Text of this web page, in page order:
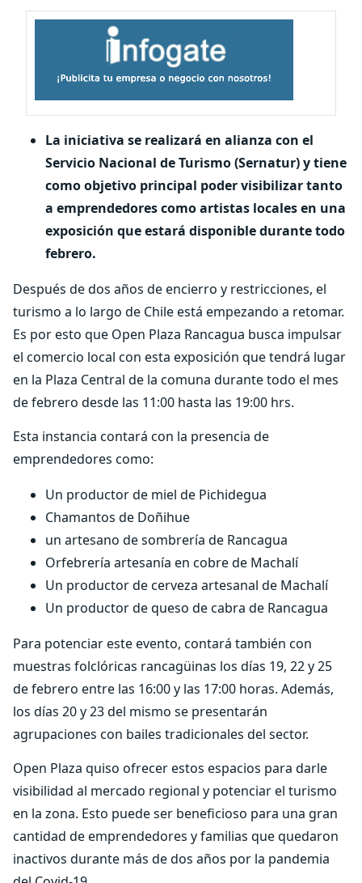
La iniciativa se realizará en alianza con el
Servicio Nacional de Turismo (Sernatur) y tiene
como objetivo principal poder visibilizar tanto
a emprendedores como artistas locales en una
exposición que estará disponible durante todo
febrero.
Después de dos años de encierro y restricciones, el
turismo a lo largo de Chile está empezando a retomar.
Es por esto que Open Plaza Rancagua busca impulsar
el comercio local con esta exposición que tendrá lugar
en la Plaza Central de la comuna durante todo el mes
de febrero desde las 11:00 hasta las 19:00 hrs.
Esta instancia contará con la presencia de
emprendedores como:
Un productor de miel de Pichidegua
Chamantos de Doñihue
un artesano de sombrería de Rancagua
Orfebrería artesanía en cobre de Machalí
Un productor de cerveza artesanal de Machalí
Un productor de queso de cabra de Rancagua
Para potenciar este evento, contará también con
muestras folclóricas rancagüinas los días 19, 22 y 25
de febrero entre las 16:00 y las 17:00 horas. Además,
los días 20 y 23 del mismo se presentarán
agrupaciones con bailes tradicionales del sector.
Open Plaza quiso ofrecer estos espacios para darle
visibilidad al mercado regional y potenciar el turismo
en la zona. Esto puede ser beneficioso para una gran
cantidad de emprendedores y familias que quedaron
inactivos durante más de dos años por la pandemia